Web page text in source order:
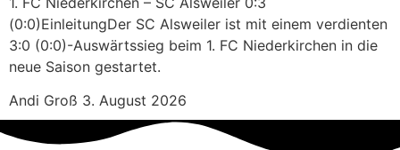
(0:0)EinleitungDer SC Alsweiler ist mit einem verdienten
3:0 (0:0)-Auswärtssieg beim 1. FC Niederkirchen in die
neue Saison gestartet.
Andi Groß 3. August 2026